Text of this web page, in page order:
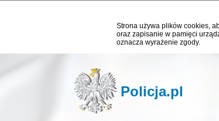
Strona używa plików cookies,
oraz zapisanie w pamięci
oznacza wyrażenie zgody.
Policja.pl